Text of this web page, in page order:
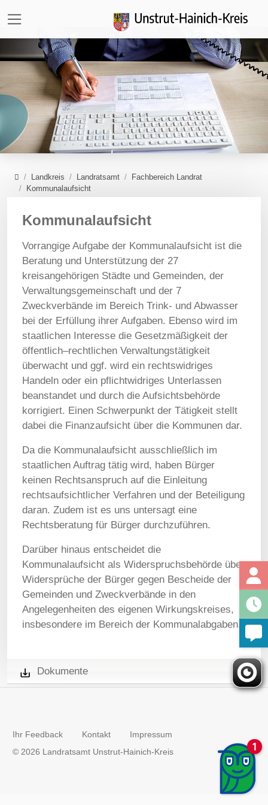
HomeLandkreis Landratsamt
Fachbereich Landrat
Kommunalaufsicht
Kommunalaufsicht
Vorrangige Aufgabe der Kommunalaufsicht ist die
Beratung und Unterstützung der 27
kreisangehörigen Städte und Gemeinden, der
Verwaltungsgemeinschaft und der 7
Zweckverbände im Bereich Trink- und Abwasser
bei der Erfüllung ihrer Aufgaben. Ebenso wird im
staatlichen Interesse die Gesetzmäßigkeit der
öffentlich–rechtlichen Verwaltungstätigkeit
überwacht und ggf. wird ein rechtswidriges
Handeln oder ein pflichtwidriges Unterlassen
beanstandet und durch die Aufsichtsbehörde
korrigiert. Einen Schwerpunkt der Tätigkeit stellt
dabei die Finanzaufsicht über die Kommunen dar.
Da die Kommunalaufsicht ausschließlich im
staatlichen Auftrag tätig wird, haben Bürger
keinen Rechtsanspruch auf die Einleitung
rechtsaufsichtlicher Verfahren und der Beteiligung
daran. Zudem ist es uns untersagt eine
Rechtsberatung für Bürger durchzuführen.
Darüber hinaus entscheidet die
Kommunalaufsicht als Widerspruchsbehörde über
Widersprüche der Bürger gegen Bescheide der
Gemeinden und Zweckverbände in den
Angelegenheiten des eigenen Wirkungskreises,
insbesondere im Bereich der Kommunalabgaben.
Dokumente
Ihr Feedback Kontakt
Impressum
© 2026 Landratsamt Unstrut-Hainich-Kreis